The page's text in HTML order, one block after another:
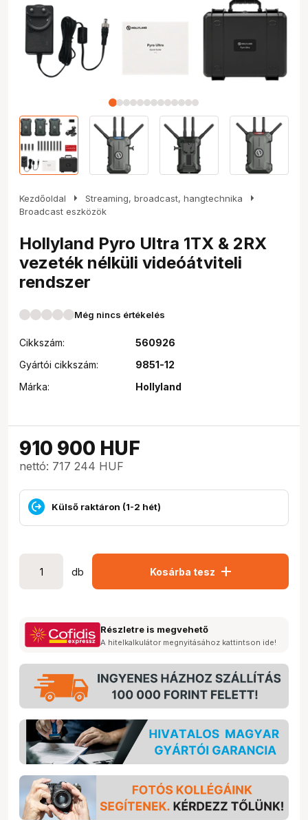
Kezdőoldal arrow_right Streaming, broadcast, hangtechnika arrow_right
Broadcast eszközök
Hollyland Pyro Ultra 1TX & 2RX
vezeték nélküli videóátviteli
rendszer
Még nincs értékelés
Cikkszám:
560926
Gyártói cikkszám:
9851-12
Márka:
Hollyland
910 900 HUF
nettó: 717 244 HUF
Külső raktáron (1-2 hét)
db Kosárba tesz add
Részletre is megvehető
A hitelkalkulátor megnyitásához kattintson ide!